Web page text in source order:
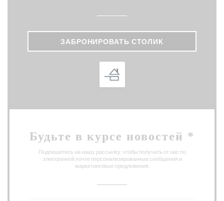
ЗАБРОНИРОВАТЬ СТОЛИК
Будьте в курсе новостей *
Подпишитесь на нашу рассылку, чтобы получать от нас по
электронной почте персонализированные сообщения и
маркетинговые предложения.